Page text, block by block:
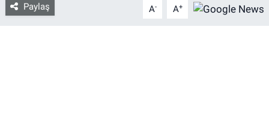
Paylaş A- A+
Gözden Kaçmasın